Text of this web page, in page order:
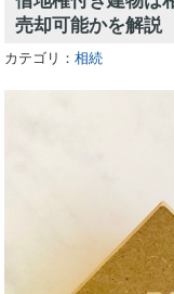
売却可能かを解説
カテゴリ： 相続